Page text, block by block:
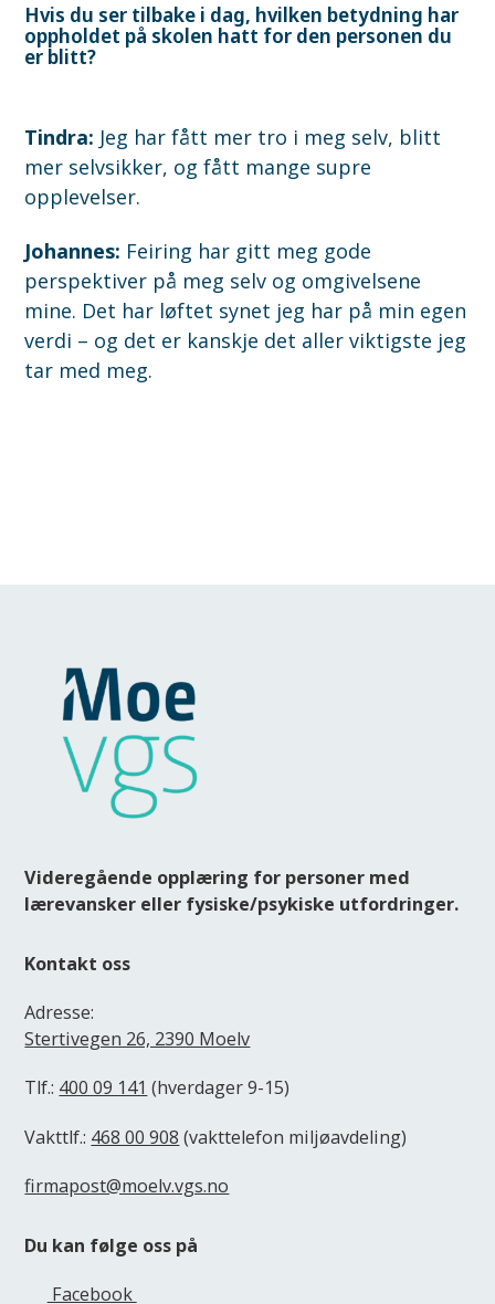
Hvis du ser tilbake i dag, hvilken betydning har
oppholdet på skolen hatt for den personen du
er blitt?
Tindra: Jeg har fått mer tro i meg selv, blitt
mer selvsikker, og fått mange supre
opplevelser.
Johannes: Feiring har gitt meg gode
perspektiver på meg selv og omgivelsene
mine. Det har løftet synet jeg har på min egen
verdi – og det er kanskje det aller viktigste jeg
tar med meg.
Videregående opplæring for personer med
lærevansker eller fysiske/psykiske utfordringer.
Kontakt oss
Adresse:
Stertivegen 26, 2390 Moelv
Tlf.: 400 09 141 (hverdager 9-15)
Vakttlf.: 468 00 908 (vakttelefon miljøavdeling)
firmapost@moelv.vgs.no
Du kan følge oss på
Facebook